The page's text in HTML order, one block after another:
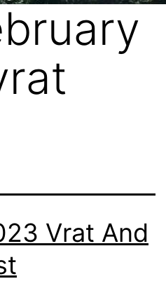
Vrat And